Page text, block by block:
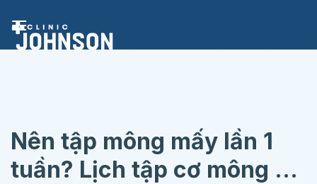
đến
Nên tập mông mấy lần 1
tuần? Lịch tập cơ mông 4